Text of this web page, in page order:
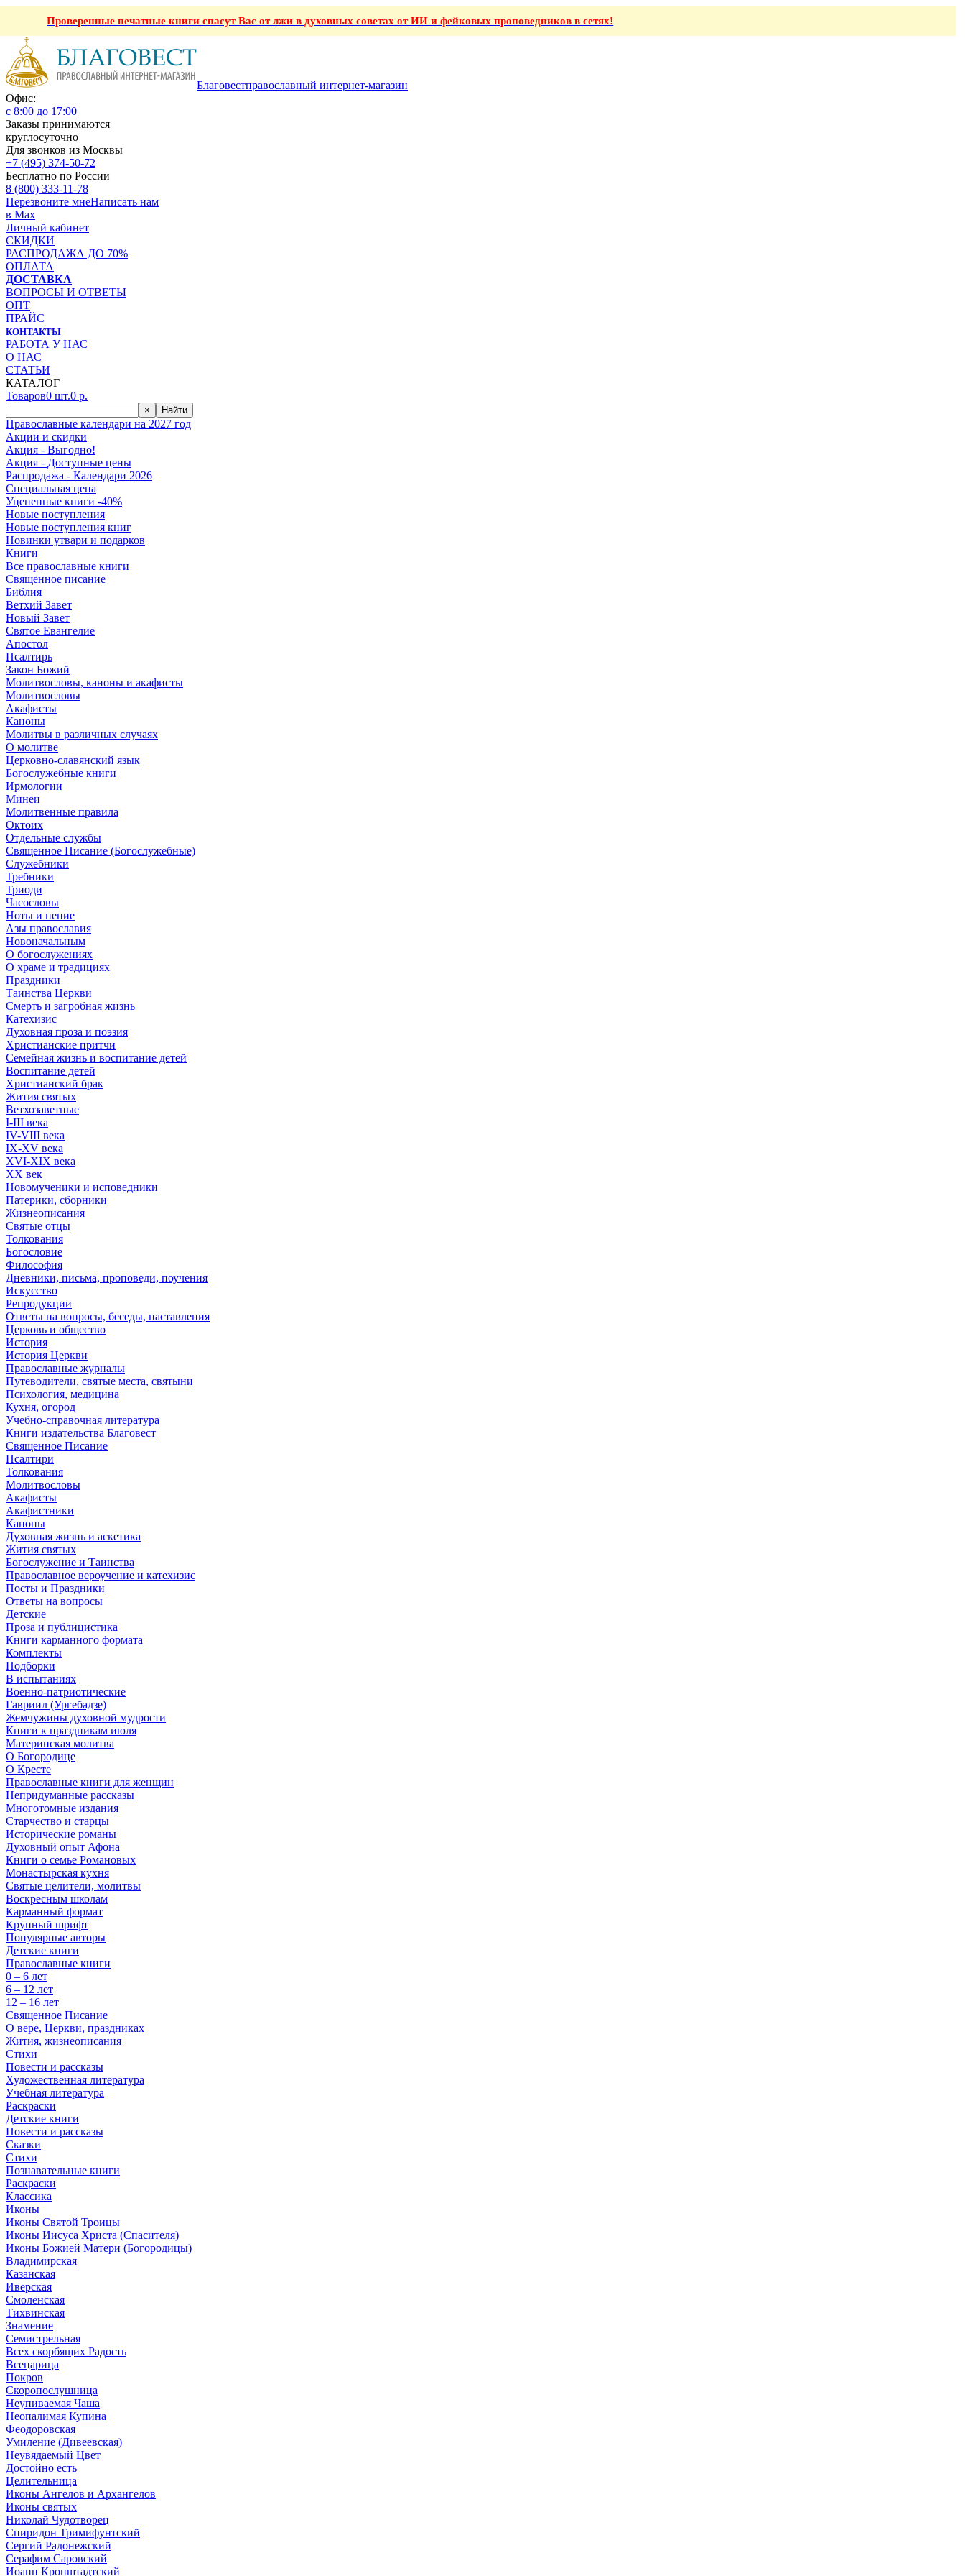
Проверенные печатные книги спасут Вас от лжи в духовных советах от ИИ и фейковых проповедников в сетях!
Благовестправославный интернет-магазин
Офис:
с 8:00 до 17:00
Заказы принимаются
круглосуточно
Для звонков из Москвы
+7 (495) 374-50-72
Бесплатно по России
8 (800) 333-11-78
Перезвоните мнеНаписать нам
в Max
Личный кабинет
СКИДКИ
РАСПРОДАЖА ДО 70%
ОПЛАТА
ДОСТАВКА
ВОПРОСЫ И ОТВЕТЫ
ОПТ
ПРАЙС
КОНТАКТЫ
РАБОТА У НАС
О НАС
СТАТЬИ
КАТАЛОГ
Товаров0 шт.0 р.
× Найти
Православные календари на 2027 год
Акции и скидки
Акция - Выгодно!
Акция - Доступные цены
Распродажа - Календари 2026
Специальная цена
Уцененные книги -40%
Новые поступления
Новые поступления книг
Новинки утвари и подарков
Книги
Все православные книги
Священное писание
Библия
Ветхий Завет
Новый Завет
Святое Евангелие
Апостол
Псалтирь
Закон Божий
Молитвословы, каноны и акафисты
Молитвословы
Акафисты
Каноны
Молитвы в различных случаях
О молитве
Церковно-славянский язык
Богослужебные книги
Ирмологии
Минеи
Молитвенные правила
Октоих
Отдельные службы
Священное Писание (Богослужебные)
Служебники
Требники
Триоди
Часословы
Ноты и пение
Азы православия
Новоначальным
О богослужениях
О храме и традициях
Праздники
Таинства Церкви
Смерть и загробная жизнь
Катехизис
Духовная проза и поэзия
Христианские притчи
Семейная жизнь и воспитание детей
Воспитание детей
Христианский брак
Жития святых
Ветхозаветные
I-III века
IV-VIII века
IX-XV века
XVI-XIX века
XX век
Новомученики и исповедники
Патерики, сборники
Жизнеописания
Святые отцы
Толкования
Богословие
Философия
Дневники, письма, проповеди, поучения
Искусство
Репродукции
Ответы на вопросы, беседы, наставления
Церковь и общество
История
История Церкви
Православные журналы
Путеводители, святые места, святыни
Психология, медицина
Кухня, огород
Учебно-справочная литература
Книги издательства Благовест
Священное Писание
Псалтири
Толкования
Молитвословы
Акафисты
Акафистники
Каноны
Духовная жизнь и аскетика
Жития святых
Богослужение и Таинства
Православное вероучение и катехизис
Посты и Праздники
Ответы на вопросы
Детские
Проза и публицистика
Книги карманного формата
Комплекты
Подборки
В испытаниях
Военно-патриотические
Гавриил (Ургебадзе)
Жемчужины духовной мудрости
Книги к праздникам июля
Материнская молитва
О Богородице
О Кресте
Православные книги для женщин
Непридуманные рассказы
Многотомные издания
Старчество и старцы
Исторические романы
Духовный опыт Афона
Книги о семье Романовых
Монастырская кухня
Святые целители, молитвы
Воскресным школам
Карманный формат
Крупный шрифт
Популярные авторы
Детские книги
Православные книги
0 – 6 лет
6 – 12 лет
12 – 16 лет
Священное Писание
О вере, Церкви, праздниках
Жития, жизнеописания
Стихи
Повести и рассказы
Художественная литература
Учебная литература
Раскраски
Детские книги
Повести и рассказы
Сказки
Стихи
Познавательные книги
Раскраски
Классика
Иконы
Иконы Святой Троицы
Иконы Иисуса Христа (Спасителя)
Иконы Божией Матери (Богородицы)
Владимирская
Казанская
Иверская
Смоленская
Тихвинская
Знамение
Семистрельная
Всех скорбящих Радость
Всецарица
Покров
Скоропослушница
Неупиваемая Чаша
Неопалимая Купина
Феодоровская
Умиление (Дивеевская)
Неувядаемый Цвет
Достойно есть
Целительница
Иконы Ангелов и Архангелов
Иконы святых
Николай Чудотворец
Спиридон Тримифунтский
Сергий Радонежский
Серафим Саровский
Иоанн Кронштадтский